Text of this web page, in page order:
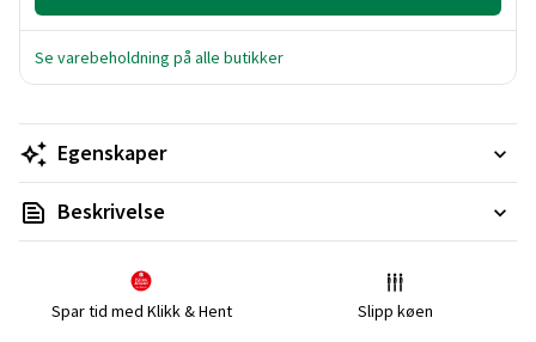
Se varebeholdning på alle butikker
Egenskaper
Beskrivelse
Spar tid med Klikk & Hent Slipp køen